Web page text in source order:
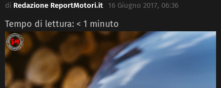
di Redazione ReportMotori.it 16 Giugno 2017, 06:36
Tempo di lettura: < 1 minuto